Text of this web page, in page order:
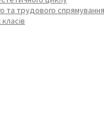
та трудового спрямування